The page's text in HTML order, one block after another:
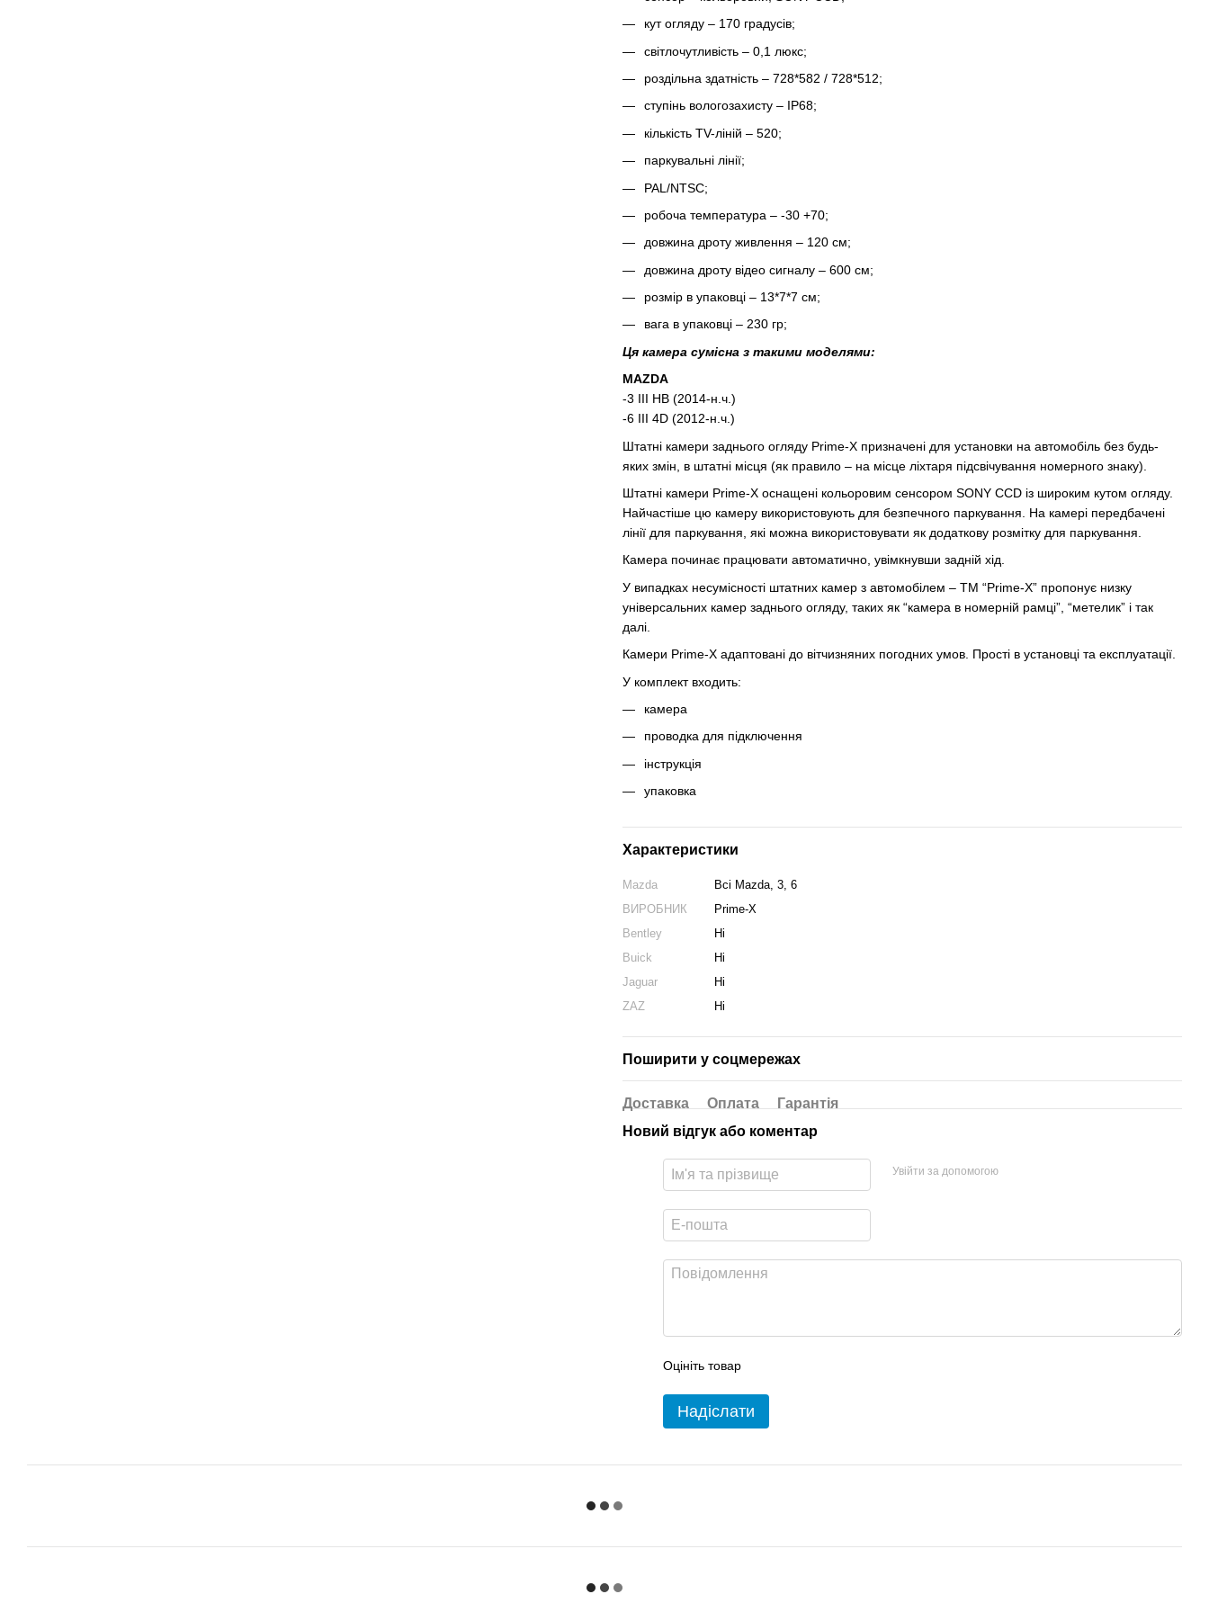
кут огляду – 170 градусів;
світлочутливість – 0,1 люкс;
роздільна здатність – 728*582 / 728*512;
ступінь вологозахисту – IP68;
кількість TV-ліній – 520;
паркувальні лінії;
PAL/NTSC;
робоча температура – -30 +70;
довжина дроту живлення – 120 см;
довжина дроту відео сигналу – 600 см;
розмір в упаковці – 13*7*7 см;
вага в упаковці – 230 гр;
Ця камера сумісна з такими моделями:
MAZDA
-3 III HB (2014-н.ч.)
-6 III 4D (2012-н.ч.)
Штатні камери заднього огляду Prime-X призначені для установки на автомобіль без будь-
яких змін, в штатні місця (як правило – на місце ліхтаря підсвічування номерного знаку).
Штатні камери Prime-X оснащені кольоровим сенсором SONY CCD із широким кутом огляду.
Найчастіше цю камеру використовують для безпечного паркування. На камері передбачені
лінії для паркування, які можна використовувати як додаткову розмітку для паркування.
Камера починає працювати автоматично, увімкнувши задній хід.
У випадках несумісності штатних камер з автомобілем – TM “Prime-X” пропонує низку
універсальних камер заднього огляду, таких як “камера в номерній рамці”, “метелик” і так
далі.
Камери Prime-X адаптовані до вітчизняних погодних умов. Прості в установці та експлуатації.
У комплект входить:
камера
проводка для підключення
інструкція
упаковка
Характеристики
Mazda
Всі Mazda, 3, 6
ВИРОБНИК
Prime-X
Bentley
Ні
Buick
Ні
Jaguar
Ні
ZAZ
Ні
Поширити у соцмережах
Доставка Оплата
Гарантія
Новий відгук або коментар
Увійти за допомогою
Оцініть товар
Надіслати